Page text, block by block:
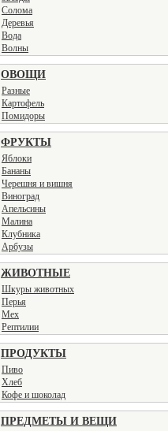
Солома
Деревья
Вода
Волны
ОВОЩИ
Разные
Картофель
Помидоры
ФРУКТЫ
Яблоки
Бананы
Черешня и вишня
Виноград
Апельсины
Малина
Клубника
Арбузы
ЖИВОТНЫЕ
Шкуры животных
Перья
Мех
Рептилии
ПРОДУКТЫ
Пиво
Хлеб
Кофе и шоколад
ПРЕДМЕТЫ И ВЕЩИ